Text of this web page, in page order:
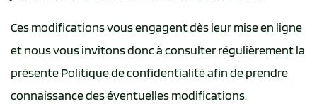
Ces modifications vous engagent dès leur mise en ligne
et nous vous invitons donc à consulter régulièrement la
présente Politique de confidentialité afin de prendre
connaissance des éventuelles modifications.